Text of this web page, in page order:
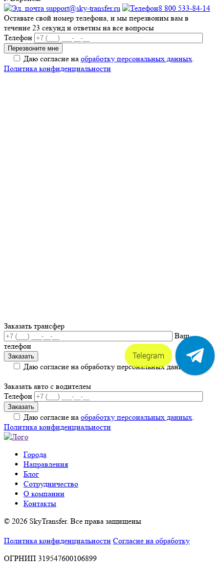
support@sky-transfer.ru
8 800 533-84-14
Оставьте свой номер телефона, и мы перезвоним вам в
течение 23 секунд и ответим на все вопросы
Телефон
Даю согласие на обработку персональных данных.
Политика конфиденциальности
Заказать трансфер
Ваш
телефон
Даю согласие на обработку персональных данных.
Заказать авто с водителем
Телефон
Даю согласие на обработку персональных данных.
Политика конфиденциальности
Города
Направления
Блог
Сотрудничество
О компании
Контакты
© 2026 SkyTransfer. Все права защищены
Политика конфиденциальности Согласие на обработку
ОГРНИП 319547600106899
Telegram